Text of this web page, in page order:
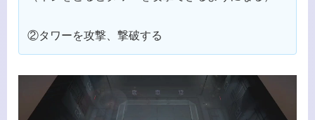
②タワーを攻撃、撃破する